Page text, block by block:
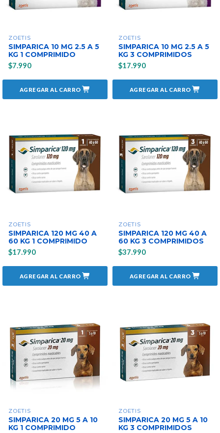
ZOETIS
SIMPARICA 10 MG 2.5 A 5
KG 1 COMPRIMIDO
$7.990
AGREGAR AL CARRO
ZOETIS
SIMPARICA 10 MG 2.5 A 5
KG 3 COMPRIMIDOS
$17.990
AGREGAR AL CARRO
ZOETIS
SIMPARICA 120 MG 40 A
60 KG 1 COMPRIMIDO
$17.990
AGREGAR AL CARRO
ZOETIS
SIMPARICA 120 MG 40 A
60 KG 3 COMPRIMIDOS
$37.990
AGREGAR AL CARRO
ZOETIS
SIMPARICA 20 MG 5 A 10
KG 1 COMPRIMIDO
ZOETIS
SIMPARICA 20 MG 5 A 10
KG 3 COMPRIMIDOS